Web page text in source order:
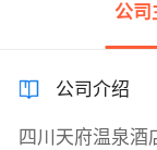
公司
公司介绍
四川天府温泉酒